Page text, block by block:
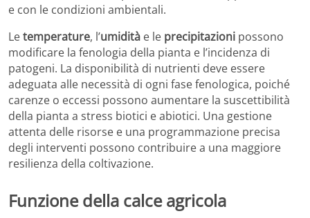
e con le condizioni ambientali.
Letemperature, l’umidità e le precipitazioni possono
modificare la fenologia della pianta e l’incidenza di
patogeni. La disponibilità di nutrienti deve essere
adeguata alle necessità di ogni fase fenologica, poiché
carenze o eccessi possono aumentare la suscettibilità
della pianta a stress biotici e abiotici. Una gestione
attenta delle risorse e una programmazione precisa
degli interventi possono contribuire a una maggiore
resilienza della coltivazione.
Funzione della calce agricola